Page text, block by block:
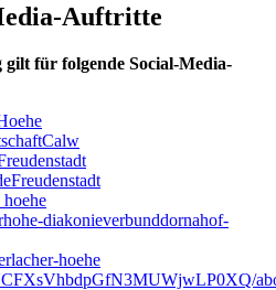
Auftritte
für folgende Social-Media-
diakonieverbunddornahof-
hoehe